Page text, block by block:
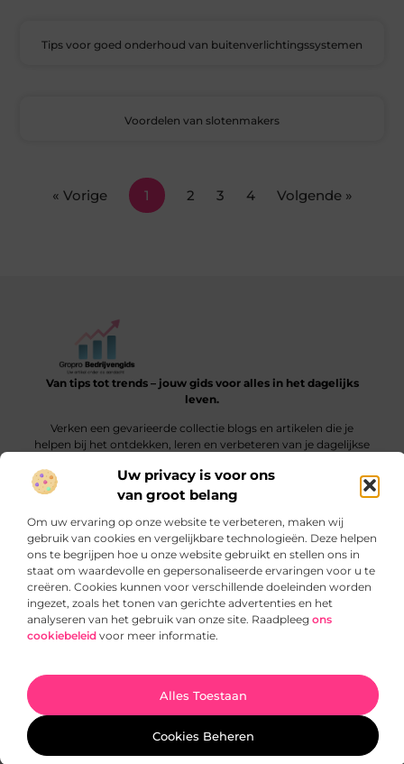
Uw privacy is voor ons
van groot belang
Om uw ervaring op onze website te verbeteren, maken wij
gebruik van cookies en vergelijkbare technologieën. Deze helpen
ons te begrijpen hoe u onze website gebruikt en stellen ons in
staat om waardevolle en gepersonaliseerde ervaringen voor u te
creëren. Cookies kunnen voor verschillende doeleinden worden
ingezet, zoals het tonen van gerichte advertenties en het
analyseren van het gebruik van onze site. Raadpleeg ons
cookiebeleid voor meer informatie.
Alles Toestaan
Cookies Beheren
Ga Naar
Tips voor goed onderhoud van buitenverlichtingssystemen
Voordelen van slotenmakers
« Vorige 1 2 3 4 Volgende »
Van tips tot trends – jouw gids voor alles in het dagelijks
leven.
Verken een gevarieerde collectie blogs en artikelen die je
helpen bij het ontdekken, leren en verbeteren van je dagelijkse
Bericht categorie
Onze informatie
@2025 www.gropro.nl. All Right Reserved.